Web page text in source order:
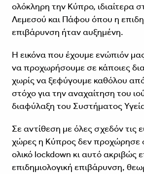
ολόκληρη την Κύπρο, ιδιαίτερα
Λεμεσού και Πάφου όπου η
επιβάρυνση ήταν αυξημένη.
Η εικόνα που έχουμε ενώπιόν
να προχωρήσουμε σε κάποιες
χωρίς να ξεφύγουμε καθόλου
στόχο για την αναχαίτηση του
διαφύλαξη του Συστήματος
Σε αντίθεση με όλες σχεδόν τις
χώρες η Κύπρος δεν προχώρησε
ολικό lockdown κι αυτό ακριβώς
επιδημιολογική επιβάρυνση,